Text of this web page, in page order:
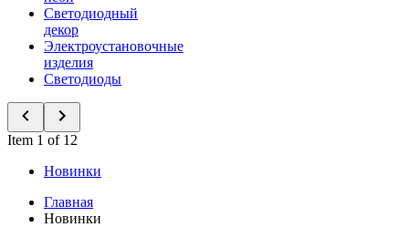
Светодиодный
декор
Электроустановочные
изделия
Светодиоды
Item 1 of 12
Новинки
Главная
Новинки